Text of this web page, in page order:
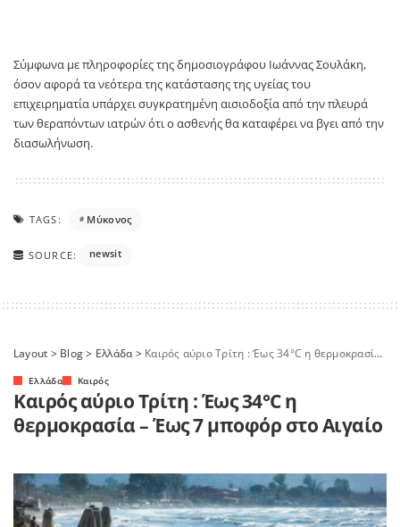
Σύμφωνα με πληροφορίες της δημοσιογράφου Ιωάννας Σουλάκη,
όσον αφορά τα νεότερα της κατάστασης της υγείας του
επιχειρηματία υπάρχει συγκρατημένη αισιοδοξία από την πλευρά
των θεραπόντων ιατρών ότι ο ασθενής θα καταφέρει να βγει από την
διασωλήνωση.
TAGS: Μύκονος
SOURCE: newsit
Layout > Blog> Ελλάδα> Καιρός αύριο Τρίτη : Έως 34°C η θερμοκρασία – Έως 7 μποφόρ στο Αιγαίο
Ελλάδα Καιρός
Καιρός αύριο Τρίτη : Έως 34°C η
θερμοκρασία – Έως 7 μποφόρ στο Αιγαίο